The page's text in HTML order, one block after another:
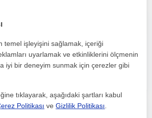
Ilkokul
Çevrimiçi dersler
temel işleyişini sağlamak, içeriği
uyarlamak ve etkinliklerini ölçmenin
iyi bir deneyim sunmak için çerezler gibi
tıklayarak, aşağıdaki şartları kabul
Politikası veGizlilik Politikası